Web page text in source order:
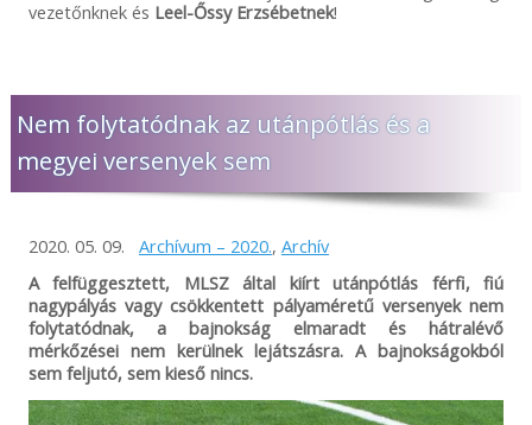
vezetőnknek és Leel-Őssy Erzsébetnek!
Nem folytatódnak az utánpótlás és a
megyei versenyek sem
2020. 05. 09. Archívum – 2020., Archív
A felfüggesztett, MLSZ által kiírt utánpótlás férfi, fiú
nagypályás vagy csökkentett pályaméretű versenyek nem
folytatódnak, a bajnokság elmaradt és hátralévő
mérkőzései nem kerülnek lejátszásra. A bajnokságokból
sem feljutó, sem kieső nincs.